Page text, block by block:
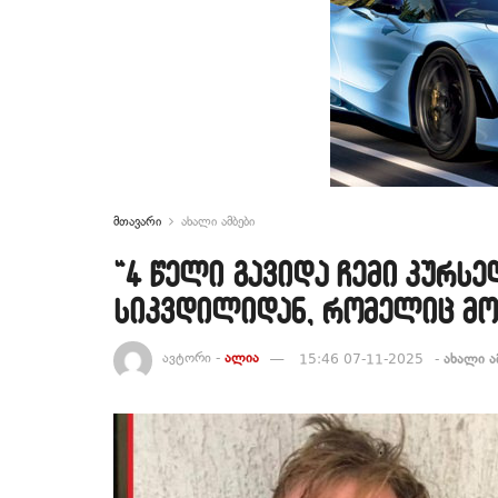
მთავარი ახალი ამბები
“4 წელი გავიდა ჩემი
სიკვდილიდან, რომელიც
ავტორი - ალია 15:46 07-11-2025 - ახალი